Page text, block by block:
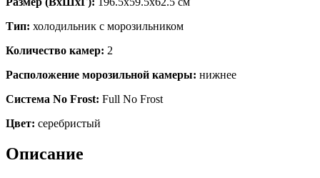
Тип: холодильник с морозильником
Количество камер: 2
Расположение морозильной камеры: нижнее
Система No Frost: Full No Frost
Цвет: серебристый
Описание